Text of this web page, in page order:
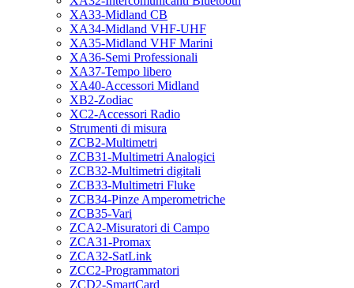
XA33-Midland CB
XA34-Midland VHF-UHF
XA35-Midland VHF Marini
XA36-Semi Professionali
XA37-Tempo libero
XA40-Accessori Midland
XB2-Zodiac
XC2-Accessori Radio
Strumenti di misura
ZCB2-Multimetri
ZCB31-Multimetri Analogici
ZCB32-Multimetri digitali
ZCB33-Multimetri Fluke
ZCB34-Pinze Amperometriche
ZCB35-Vari
ZCA2-Misuratori di Campo
ZCA31-Promax
ZCA32-SatLink
ZCC2-Programmatori
ZCD2-SmartCard